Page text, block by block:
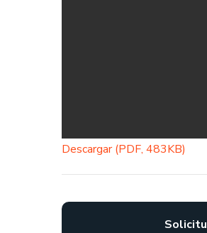
Descargar (PDF, 483KB)